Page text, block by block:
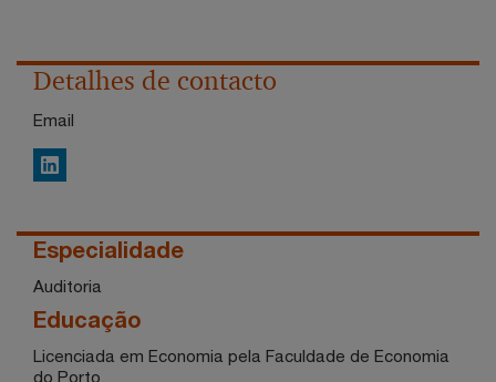
Detalhes de contacto
Email
LinkedIn
Especialidade
Auditoria
Educação
Licenciada em Economia pela Faculdade de Economia
do Porto